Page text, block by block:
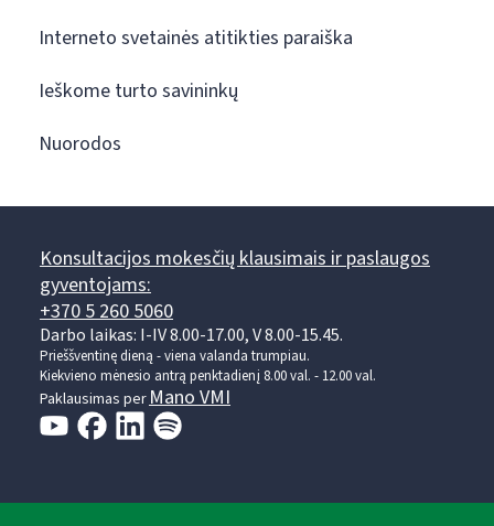
Interneto svetainės atitikties paraiška
Ieškome turto savininkų
Nuorodos
Konsultacijos mokesčių klausimais ir paslaugos
gyventojams:
+370 5 260 5060
Darbo laikas: I-IV 8.00-17.00, V 8.00-15.45.
Prieššventinę dieną - viena valanda trumpiau.
Kiekvieno mėnesio antrą penktadienį 8.00 val. - 12.00 val.
Paklausimas per Mano VMI